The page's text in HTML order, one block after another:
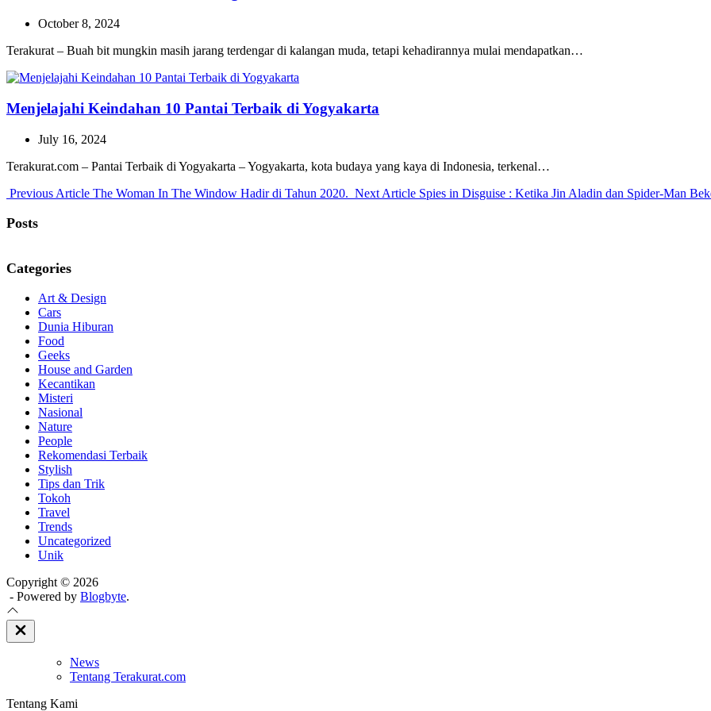
October 8, 2024
Terakurat – Buah bit mungkin masih jarang terdengar di kalangan muda, tetapi kehadirannya mulai mendapatkan…
Menjelajahi Keindahan 10 Pantai Terbaik di Yogyakarta
July 16, 2024
Terakurat.com – Pantai Terbaik di Yogyakarta – Yogyakarta, kota budaya yang kaya di Indonesia, terkenal…
Previous Article Previous
The Woman In The Window Hadir di Tahun 2020. Next Article Next
Spies in Disguise : Ketika Jin Aladin dan Spider-Man
Posts
Categories
Art & Design
Cars
Dunia Hiburan
Food
Geeks
House and Garden
Kecantikan
Misteri
Nasional
Nature
People
Rekomendasi Terbaik
Stylish
Tips dan Trik
Tokoh
Travel
Trends
Uncategorized
Unik
Copyright © 2026
- Powered by Blogbyte.
Close
Off
News
Tentang Terakurat.com
Tentang Kami